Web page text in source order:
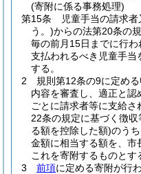
(寄附に係る事務処理)
第15条
児童手当の請求
う。)からの法第20条の
毎の前月15日までに行
支払われるべき児童手当
する。
2
規則第12条の9に定め
内容を審査し、適正と認
ごとに請求者等に支給さ
22条の規定に基づく徴
る額を控除した額)のう
金額に相当する額を、市
これを寄附するものとす
3
前項に定める寄附が行